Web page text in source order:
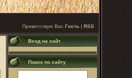
Приветствую Вас Гость| RSS
Вход на сайт
Поиск по сайту